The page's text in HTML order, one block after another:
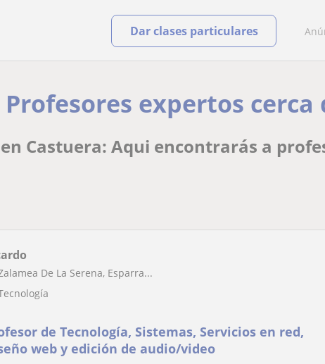
Dar clases particulares
expertos cerca
Castuera: Aqui encontrarás a
De La Serena, Esparra...
de Tecnología, Sistemas, Servicios en red,
web y edición de audio/video